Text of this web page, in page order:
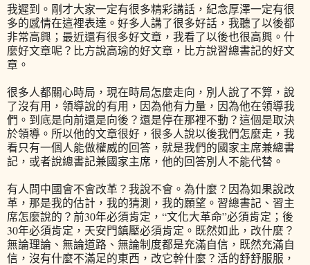
我遲到。剛才大家一定有很多精彩講話，紀念厚澤一定有很
多的感情在這裡表達。好多人講了很多好話，我聽了以後都
非常高興；最近還有很多好文章，我看了以後也很高興。什
麼好文章呢？比方說高瑜的好文章，比方說習總書記的好文
章。
很多人都關心時局，現在時局怎麼走向，別人說了不算，說
了沒有用，領導說的有用，因為他有力量，因為他在領導我
們。到底是向前還是向後？還是停在那裡不動？這個是取決
於領導。所以他的文章很好，很多人說以後我們怎麼走，我
看只有一個人能做權威的回答，就是我們的國家主席兼總書
記，或者說總書記兼國家主席，他的回答別人不能代替。
有人問中國會不會改革？我說不會。為什麼？因為如果說改
革，那是我的估計，我的猜測，我的願望。習總書記、習主
席怎麼說的？前30年必須肯定，“文化大革命”必須肯定；後
30年必須肯定，天安門鎮壓必須肯定。既然如此，改什麼？
無論理論、無論道路、無論制度都是充滿自信，既然充滿自
信，沒有什麼不滿足的東西，改它幹什麼？活的舒舒服服，